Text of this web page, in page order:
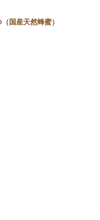
国産天然蜂蜜）